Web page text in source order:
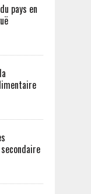
pays en